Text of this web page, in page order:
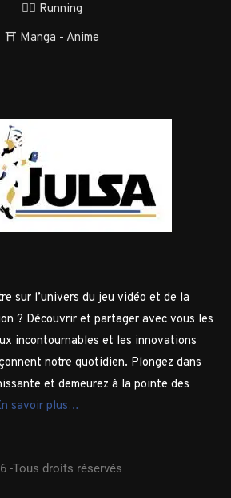
🏃‍♂️ Running
⛩️ Manga - Anime
sur l’univers du jeu vidéo et de la
? Découvrir et partager avec vous les
incontournables et les innovations
notre quotidien. Plongez dans
et demeurez à la pointe des
savoir plus…
-Tous droits réservés